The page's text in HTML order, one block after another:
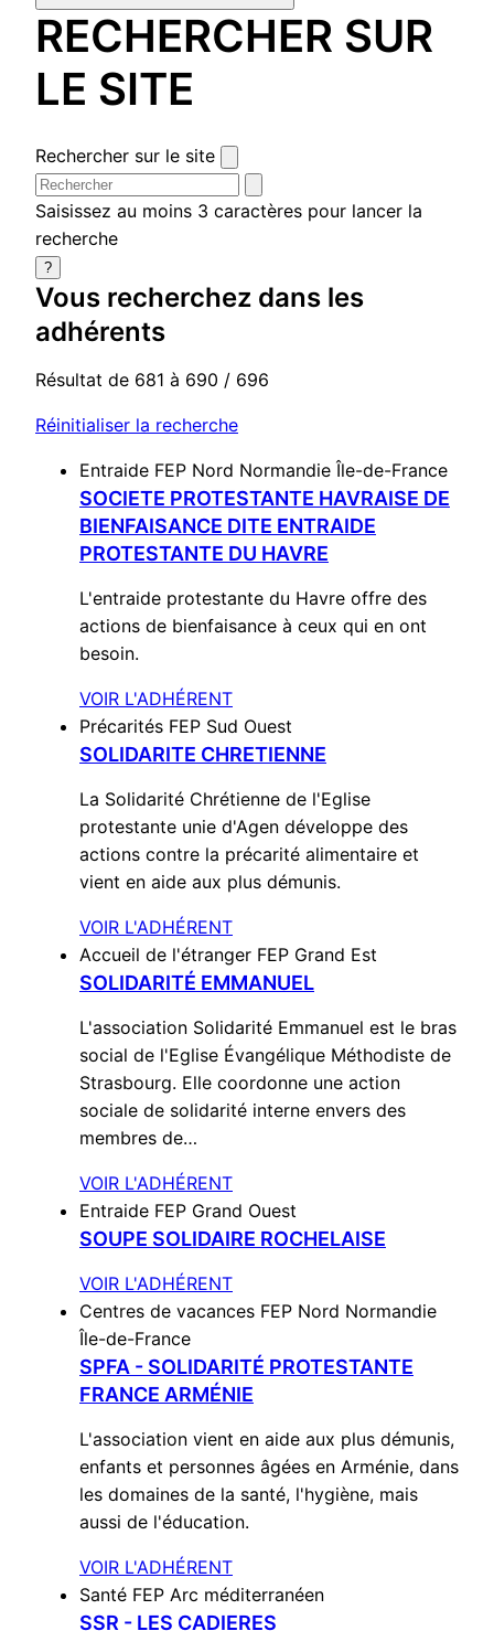
RECHERCHER SUR
LE SITE
Rechercher sur le site
Saisissez au moins 3 caractères pour lancer la
recherche
?
Vous recherchez dans les
adhérents
Résultat de 681 à 690 / 696
Réinitialiser la recherche
Entraide FEP Nord Normandie Île-de-France
SOCIETE PROTESTANTE HAVRAISE DE
BIENFAISANCE DITE ENTRAIDE
PROTESTANTE DU HAVRE
L'entraide protestante du Havre offre des
actions de bienfaisance à ceux qui en ont
besoin.
VOIR L'ADHÉRENT
Précarités FEP Sud Ouest
SOLIDARITE CHRETIENNE
La Solidarité Chrétienne de l'Eglise
protestante unie d'Agen développe des
actions contre la précarité alimentaire et
vient en aide aux plus démunis.
VOIR L'ADHÉRENT
Accueil de l'étranger FEP Grand Est
SOLIDARITÉ EMMANUEL
L'association Solidarité Emmanuel est le bras
social de l'Eglise Évangélique Méthodiste de
Strasbourg. Elle coordonne une action
sociale de solidarité interne envers des
membres de…
VOIR L'ADHÉRENT
Entraide FEP Grand Ouest
SOUPE SOLIDAIRE ROCHELAISE
VOIR L'ADHÉRENT
Centres de vacances FEP Nord Normandie
Île-de-France
SPFA - SOLIDARITÉ PROTESTANTE
FRANCE ARMÉNIE
L'association vient en aide aux plus démunis,
enfants et personnes âgées en Arménie, dans
les domaines de la santé, l'hygiène, mais
aussi de l'éducation.
VOIR L'ADHÉRENT
Santé FEP Arc méditerranéen
SSR - LES CADIERES